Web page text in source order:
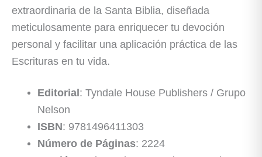
extraordinaria de la Santa Biblia, diseñada
meticulosamente para enriquecer tu devoción
personal y facilitar una aplicación práctica de las
Escrituras en tu vida.
Editorial : Tyndale House Publishers / Grupo
Nelson
ISBN: 9781496411303
Número de Páginas: 2224